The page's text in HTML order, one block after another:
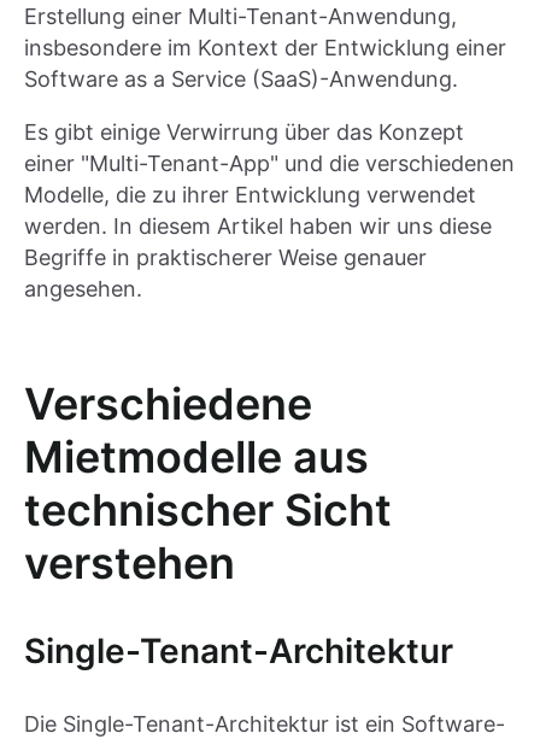
Erstellung einer Multi-Tenant-Anwendung,
insbesondere im Kontext der Entwicklung einer
Software as a Service (SaaS)-Anwendung.
Es gibt einige Verwirrung über das Konzept
einer "Multi-Tenant-App" und die verschiedenen
Modelle, die zu ihrer Entwicklung verwendet
werden. In diesem Artikel haben wir uns diese
Begriffe in praktischerer Weise genauer
angesehen.
Verschiedene
Mietmodelle aus
technischer Sicht
verstehen
Single-Tenant-Architektur
Die Single-Tenant-Architektur ist ein Software-